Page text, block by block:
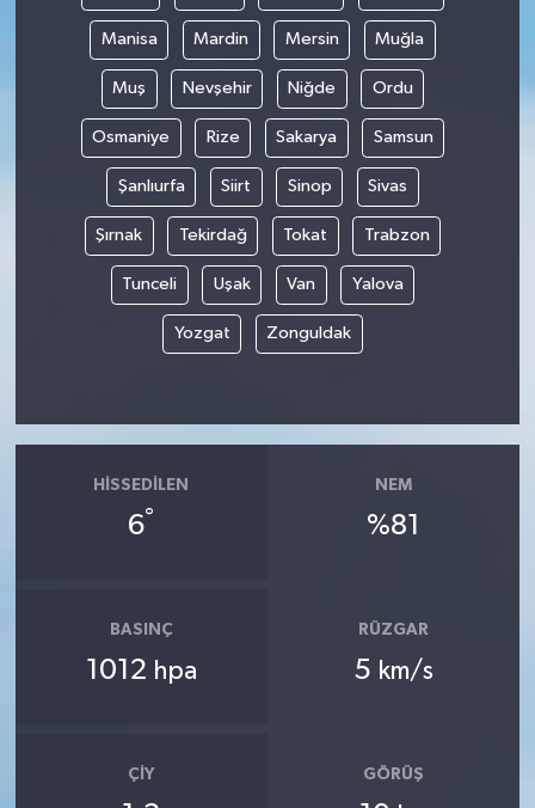
Manisa Mardin Mersin Muğla
Muş Nevşehir Niğde Ordu
Osmaniye Rize Sakarya Samsun
Şanlıurfa Siirt Sinop Sivas
Şırnak Tekirdağ Tokat Trabzon
Tunceli Uşak Van Yalova
Yozgat Zonguldak
HISSEDILEN
6°
NEM
%81
BASINÇ
1012 hpa
RÜZGAR
5 km/s
ÇIY GÖRÜŞ